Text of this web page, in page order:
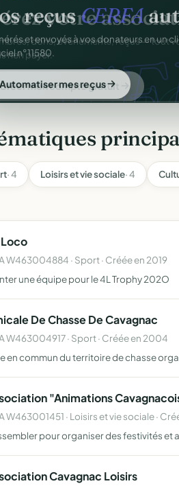
reçusCERFA
et envoyés à vos donateurs en un
n°11580.
Automatiser mes reçus
· 4 Loisirs et vie sociale· 4
W463004884 · Sport · Créée en 2019
une équipe pour le 4L Trophy 202O
De Chasse De Cavagnac
W463004917 · Sport · Créée en 2004
en commun du territoire de chasse
"Animations
W463001451 · Loisirs et vie sociale ·
pour organiser des festivités et
Cavagnac Loisirs